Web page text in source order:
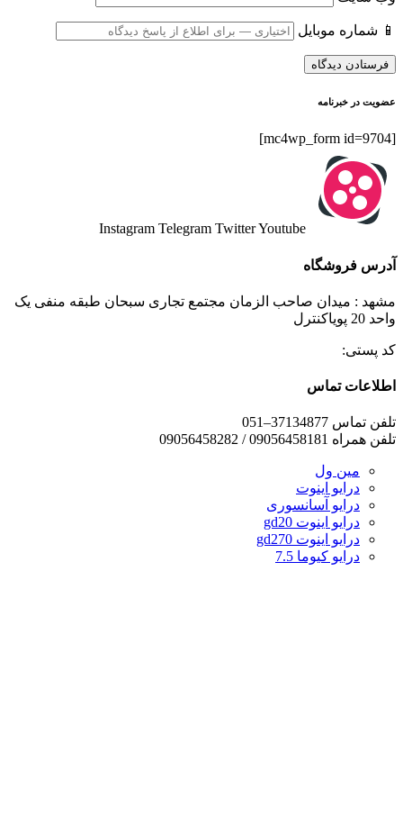
📱 شماره موبایل
عضویت در خبرنامه
[mc4wp_form id=9704]
Instagram Telegram TwitterYoutube
آدرس فروشگاه
مشهد : میدان صاحب الزمان مجتمع تجاری سبحان طبقه منفی یک
واحد 20 پویاکنترل
کد پستی:
اطلاعات تماس
تلفن تماس 37134877–051
تلفن همراه 09056458181 / 09056458282
مین ول
درایو اینوت
درایو آسانسوری
درایو اینوت gd20
درایو اینوت gd270
درایو کیوما 7.5